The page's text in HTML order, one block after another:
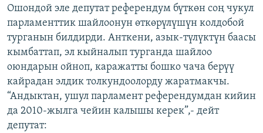
Ошондой эле депутат референдум бүткөн соң чукул
парламенттик шайлоонун өткөрүлүшүн колдобой
турганын билдирди. Анткени, азык-түлүктүн баасы
кымбаттап, эл кыйналып турганда шайлоо
оюндарын ойноп, каражатты бошко чача берүү
кайрадан элдик толкундоолорду жаратмакчы.
“Андыктан, ушул парламент референдумдан кийин
да 2010-жылга чейин калышы керек”,- дейт
депутат: